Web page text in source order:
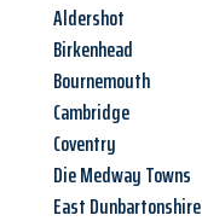
Aldershot
Birkenhead
Bournemouth
Cambridge
Coventry
Die Medway Towns
East Dunbartonshire